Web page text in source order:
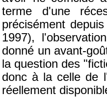
terme d'une
précisément
1997),
donné un avant-
la question des
donc à la celle de
réellement